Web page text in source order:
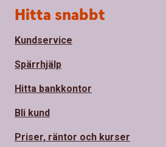
Sidfot
Hitta snabbt
Kundservice
Spärrhjälp
Hitta bankkontor
Bli kund
Priser, räntor och kurser